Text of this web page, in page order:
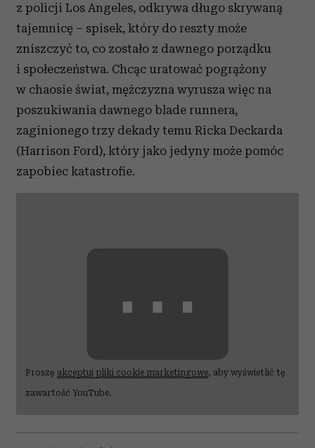
z policji Los Angeles, odkrywa długo skrywaną
tajemnicę – spisek, który do reszty może
zniszczyć to, co zostało z dawnego porządku
i społeczeństwa. Chcąc uratować pogrążony
w chaosie świat, mężczyzna wyrusza więc na
poszukiwania dawnego blade runnera,
zaginionego trzy dekady temu Ricka Deckarda
(Harrison Ford), który jako jedyny może pomóc
zapobiec katastrofie.
⋯
Proszę akceptuj pliki cookie marketingowe, aby wyświetlić tę
zawartość YouTube.